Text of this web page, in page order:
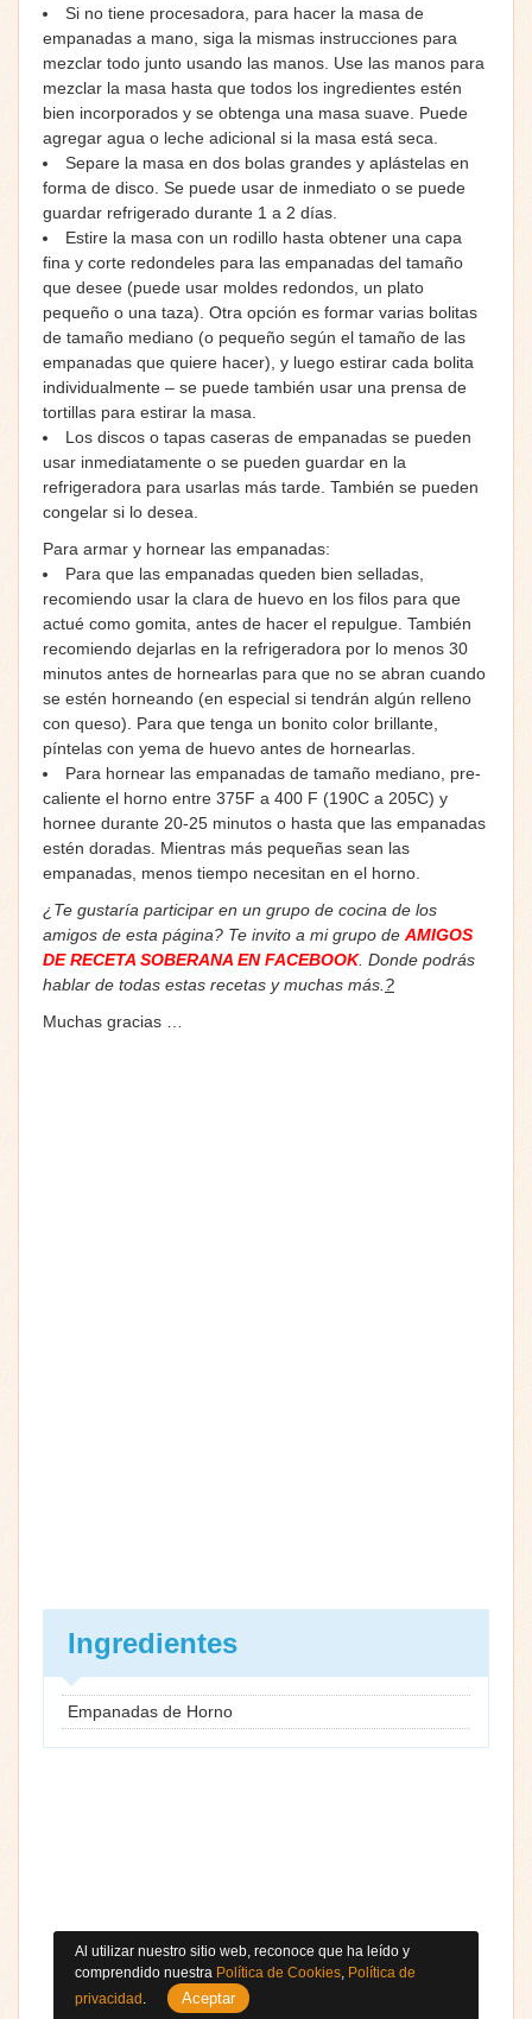
Si no tiene procesadora, para hacer la masa de
empanadas a mano, siga la mismas instrucciones para
mezclar todo junto usando las manos. Use las manos para
mezclar la masa hasta que todos los ingredientes estén
bien incorporados y se obtenga una masa suave. Puede
agregar agua o leche adicional si la masa está seca.
Separe la masa en dos bolas grandes y aplástelas en
forma de disco. Se puede usar de inmediato o se puede
guardar refrigerado durante 1 a 2 días.
Estire la masa con un rodillo hasta obtener una capa
fina y corte redondeles para las empanadas del tamaño
que desee (puede usar moldes redondos, un plato
pequeño o una taza). Otra opción es formar varias bolitas
de tamaño mediano (o pequeño según el tamaño de las
empanadas que quiere hacer), y luego estirar cada bolita
individualmente – se puede también usar una prensa de
tortillas para estirar la masa.
Los discos o tapas caseras de empanadas se pueden
usar inmediatamente o se pueden guardar en la
refrigeradora para usarlas más tarde. También se pueden
congelar si lo desea.
Para armar y hornear las empanadas:
Para que las empanadas queden bien selladas,
recomiendo usar la clara de huevo en los filos para que
actué como gomita, antes de hacer el repulgue. También
recomiendo dejarlas en la refrigeradora por lo menos 30
minutos antes de hornearlas para que no se abran cuando
se estén horneando (en especial si tendrán algún relleno
con queso). Para que tenga un bonito color brillante,
píntelas con yema de huevo antes de hornearlas.
Para hornear las empanadas de tamaño mediano, pre-
caliente el horno entre 375F a 400 F (190C a 205C) y
hornee durante 20-25 minutos o hasta que las empanadas
estén doradas. Mientras más pequeñas sean las
empanadas, menos tiempo necesitan en el horno.
¿Te gustaría participar en un grupo de cocina de los
amigos de esta página? Te invito a mi grupo de AMIGOS
DE RECETA SOBERANA EN FACEBOOK. Donde podrás
hablar de todas estas recetas y muchas más. ?
Muchas gracias …
Ingredientes
Empanadas de Horno
Al utilizar nuestro sitio web, reconoce que ha leído y
comprendido nuestra Política de Cookies, Política de
privacidad . Aceptar